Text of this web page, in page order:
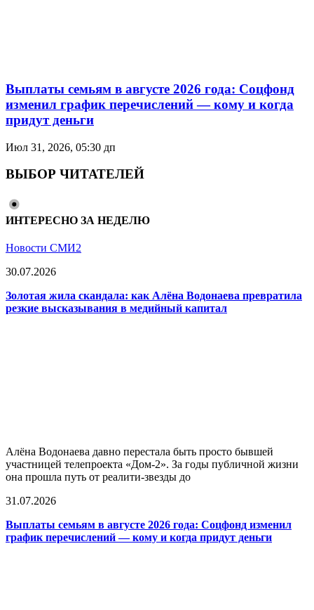
Выплаты семьям в августе 2026 года: Соцфонд
изменил график перечислений — кому и когда
придут деньги
Июл 31, 2026, 05:30 дп
ВЫБОР ЧИТАТЕЛЕЙ
ИНТЕРЕСНО ЗА НЕДЕЛЮ
Новости СМИ2
30.07.2026
Золотая жила скандала: как Алёна Водонаева превратила
резкие высказывания в медийный капитал
Алёна Водонаева давно перестала быть просто бывшей
участницей телепроекта «Дом-2». За годы публичной жизни
она прошла путь от реалити-звезды до
31.07.2026
Выплаты семьям в августе 2026 года: Соцфонд изменил
график перечислений — кому и когда придут деньги